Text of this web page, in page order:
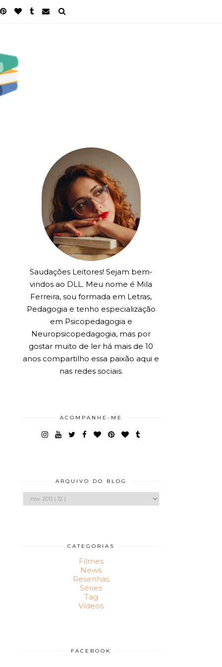
Saudações Leitores! Sejam bem-
vindos ao DLL. Meu nome é Mila
Ferreira, sou formada em Letras,
Pedagogia e tenho especialização
em Psicopedagogia e
Neuropsicopedagogia, mas por
gostar muito de ler há mais de 10
anos compartilho essa paixão aqui e
nas redes sociais.
ACOMPANHE-ME
ARQUIVO DO BLOG
CATEGORIAS
Filmes
News
Resenhas
Séries
Tag
Vídeos
FACEBOOK